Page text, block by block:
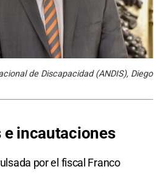
de Discapacidad (ANDIS), Diego
incautaciones
por el fiscal Franco